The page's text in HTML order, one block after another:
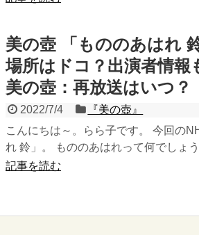
美の壺 「もののあはれ
場所はドコ？出演者情報
美の壺：再放送はいつ？
2022/7/4
『美の壺』
こんにちは～。らら子です。 今回の
れ 鈴」。 もののあはれって何でしょ
記事を読む